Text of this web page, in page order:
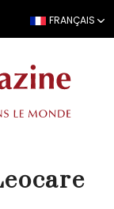
FRANÇAIS